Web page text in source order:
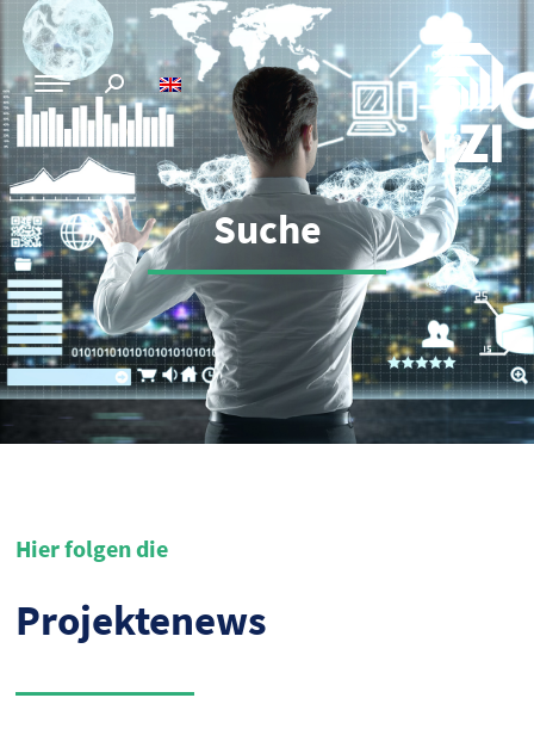
Suche
Hier folgen die
Projektenews